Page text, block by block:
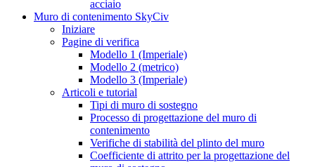
acciaio
Muro di contenimento SkyCiv
Iniziare
Pagine di verifica
Modello 1 (Imperiale)
Modello 2 (metrico)
Modello 3 (Imperiale)
Articoli e tutorial
Tipi di muro di sostegno
Processo di progettazione del muro di
contenimento
Verifiche di stabilità del plinto del muro
Coefficiente di attrito per la progettazione del